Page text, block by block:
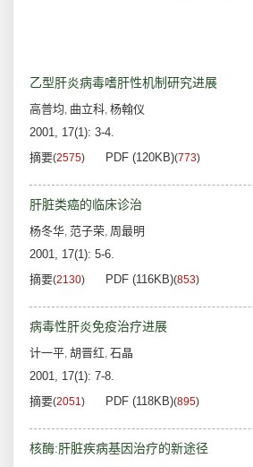
乙型肝炎病毒嗜肝性机制研究进展
高普均, 曲立科, 杨翰仪
2001, 17(1): 3-4.
摘要(2575) PDF (120KB)(773)
肝脏类癌的临床诊治
杨冬华, 范子荣, 周最明
2001, 17(1): 5-6.
摘要(2130) PDF (116KB)(853)
病毒性肝炎免疫治疗进展
计一平, 胡晋红, 石晶
2001, 17(1): 7-8.
摘要(2051) PDF (118KB)(895)
核酶:肝脏疾病基因治疗的新途径